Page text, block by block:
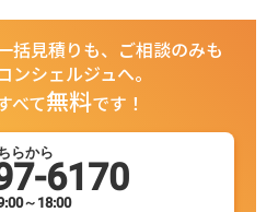
括見積りも、ご相談のみも
ンシェルジュへ。
べて無料です！
らから
6170
～18:00